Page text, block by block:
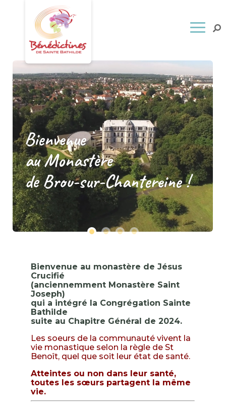
Bienvenue
au Monastère
de Brou-sur-Chantereine !
Bienvenue au monastère de Jésus
Crucifié
(anciennemment Monastère Saint
Joseph)
qui a intégré la Congrégation Sainte
Bathilde
suite au Chapitre Général de 2024.
Les soeurs de la communauté vivent la
vie monastique selon la règle de St
Benoît, quel que soit leur état de santé.
Atteintes ou non dans leur santé,
toutes les sœurs partagent la même
vie.